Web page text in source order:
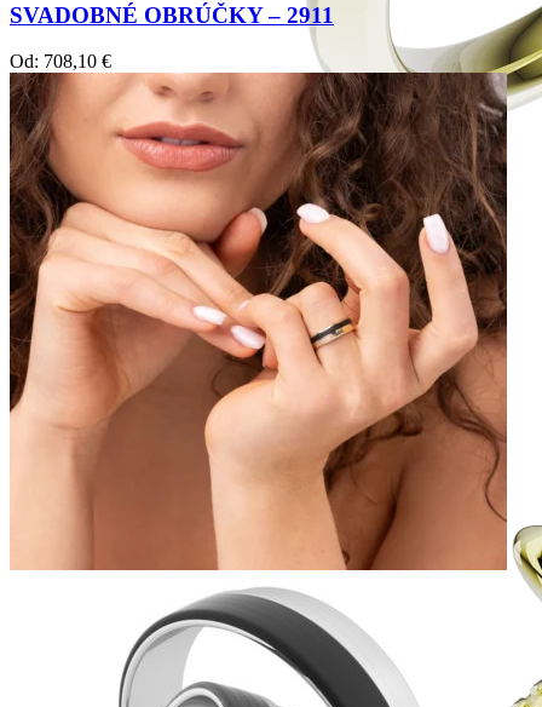
Jewel of Love
Zásnubné prstne z kolekcie Jewel of Love.
SVADOBNÉ OBRÚČKY – 2911
Od: 708,10 €